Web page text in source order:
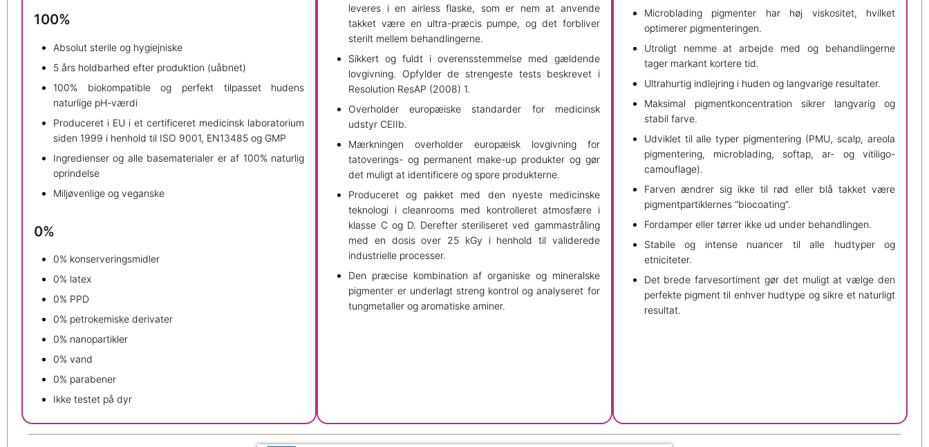
100%
Absolut sterile og hygiejniske
5 års holdbarhed efter produktion (uåbnet)
100% biokompatible og perfekt tilpasset hudens
naturlige pH-værdi
Produceret i EU i et certificeret medicinsk laboratorium
siden 1999 i henhold til ISO 9001, EN13485 og GMP
Ingredienser og alle basematerialer er af 100% naturlig
oprindelse
Miljøvenlige og veganske
0%
0% konserveringsmidler
0% latex
0% PPD
0% petrokemiske derivater
0% nanopartikler
0% vand
0% parabener
Ikke testet på dyr
leveres i en airless flaske, som er nem at anvende
takket være en ultra-præcis pumpe, og det forbliver
sterilt mellem behandlingerne.
Sikkert og fuldt i overensstemmelse med gældende
lovgivning. Opfylder de strengeste tests beskrevet i
Resolution ResAP (2008) 1.
Overholder europæiske standarder for medicinsk
udstyr CEIIb.
Mærkningen overholder europæisk lovgivning for
tatoverings- og permanent make-up produkter og gør
det muligt at identificere og spore produkterne.
Produceret og pakket med den nyeste medicinske
teknologi i cleanrooms med kontrolleret atmosfære i
klasse C og D. Derefter steriliseret ved gammastråling
med en dosis over 25 kGy i henhold til validerede
industrielle processer.
Den præcise kombination af organiske og mineralske
pigmenter er underlagt streng kontrol og analyseret for
tungmetaller og aromatiske aminer.
Microblading pigmenter har høj viskositet, hvilket
optimerer pigmenteringen.
Utroligt nemme at arbejde med og behandlingerne
tager markant kortere tid.
Ultrahurtig indlejring i huden og langvarige resultater.
Maksimal pigmentkoncentration sikrer langvarig og
stabil farve.
Udviklet til alle typer pigmentering (PMU, scalp, areola
pigmentering, microblading, softap, ar- og vitiligo-
camouflage).
Farven ændrer sig ikke til rød eller blå takket være
pigmentpartiklernes “biocoating”.
Fordamper eller tørrer ikke ud under behandlingen.
Stabile og intense nuancer til alle hudtyper og
etniciteter.
Det brede farvesortiment gør det muligt at vælge den
perfekte pigment til enhver hudtype og sikre et naturligt
resultat.